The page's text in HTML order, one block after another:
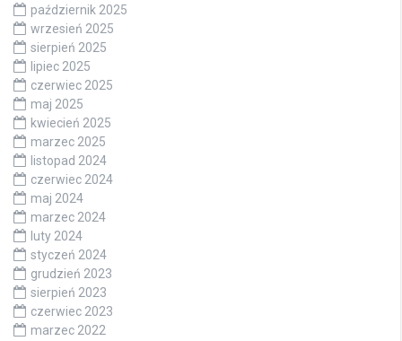
październik 2025
wrzesień 2025
sierpień 2025
lipiec 2025
czerwiec 2025
maj 2025
kwiecień 2025
marzec 2025
listopad 2024
czerwiec 2024
maj 2024
marzec 2024
luty 2024
styczeń 2024
grudzień 2023
sierpień 2023
czerwiec 2023
marzec 2022